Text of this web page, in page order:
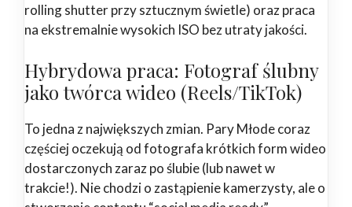
rolling shutter przy sztucznym świetle) oraz praca
na ekstremalnie wysokich ISO bez utraty jakości.
Hybrydowa praca: Fotograf ślubny
jako twórca wideo (Reels/TikTok)
To jedna z największych zmian. Pary Młode coraz
częściej oczekują od fotografa krótkich form wideo
dostarczonych zaraz po ślubie (lub nawet w
trakcie!). Nie chodzi o zastąpienie kamerzysty, ale o